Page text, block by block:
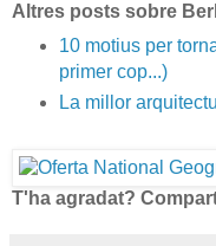
Altres posts sobre
10 motius per
primer cop...)
La millor
T'ha agradat?